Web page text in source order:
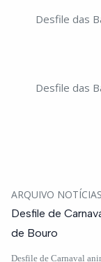
Desfile das
Desfile das
ARQUIVO NOTÍCIAS
Desfile de
de Bouro
Desfile de Carnaval